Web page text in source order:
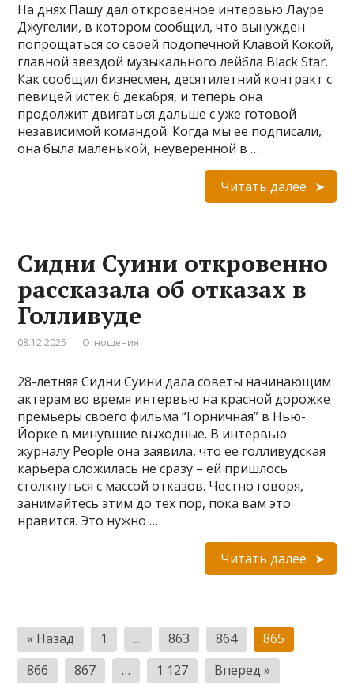
На днях Пашу дал откровенное интервью Лауре
Джугелии, в котором сообщил, что вынужден
попрощаться со своей подопечной Клавой Кокой,
главной звездой музыкального лейбла Black Star.
Как сообщил бизнесмен, десятилетний контракт с
певицей истек 6 декабря, и теперь она
продолжит двигаться дальше с уже готовой
независимой командой. Когда мы ее подписали,
она была маленькой, неуверенной в …
Читать далее
Сидни Суини откровенно
рассказала об отказах в
Голливуде
08.12.2025 Отношения
28-летняя Сидни Суини дала советы начинающим
актерам во время интервью на красной дорожке
премьеры своего фильма “Горничная” в Нью-
Йорке в минувшие выходные. В интервью
журналу People она заявила, что ее голливудская
карьера сложилась не сразу – ей пришлось
столкнуться с массой отказов. Честно говоря,
занимайтесь этим до тех пор, пока вам это
нравится. Это нужно …
Читать далее
Пагинация
записей
« Назад 1 … 863 864
865
866
867 … 1 127 Вперед »